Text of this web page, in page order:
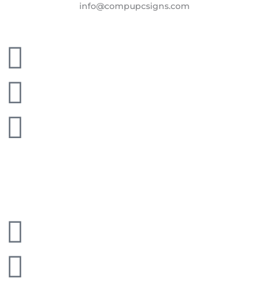
info@compupcsigns.com